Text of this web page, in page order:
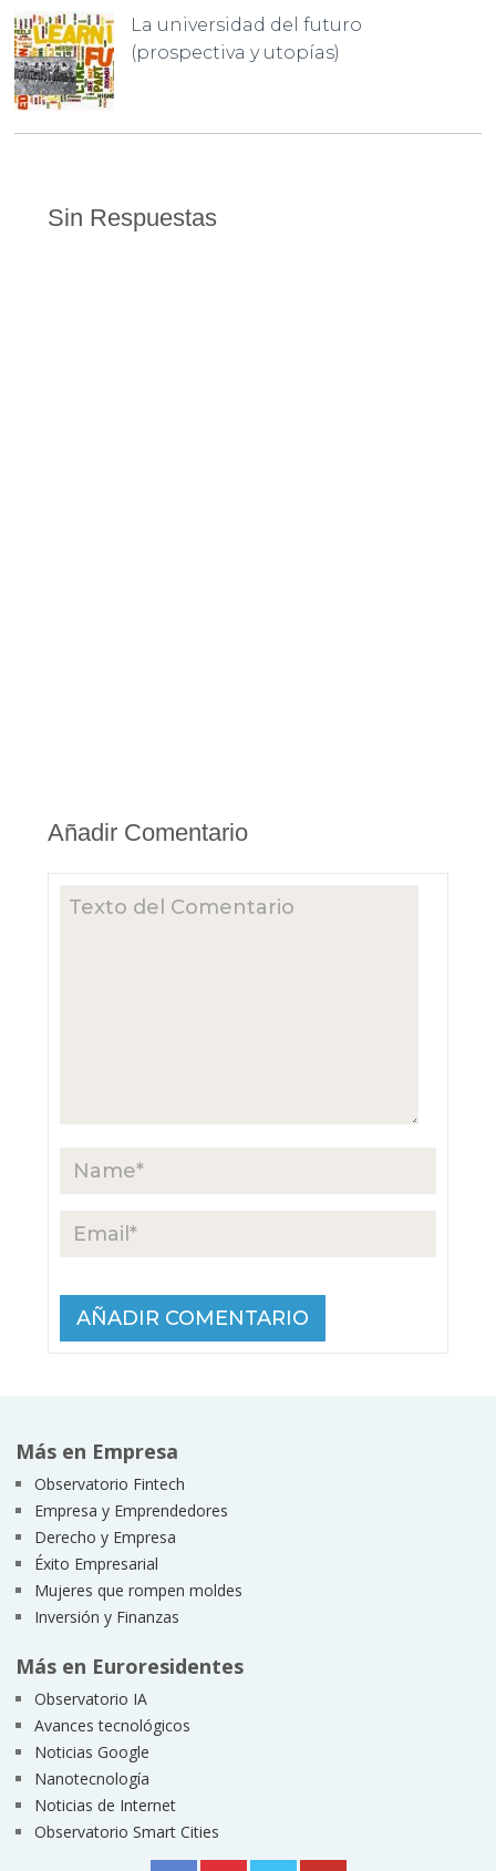
La universidad del futuro
(prospectiva y utopías)
Sin Respuestas
Añadir Comentario
Más en Empresa
Observatorio Fintech
Empresa y Emprendedores
Derecho y Empresa
Éxito Empresarial
Mujeres que rompen moldes
Inversión y Finanzas
Más en Euroresidentes
Observatorio IA
Avances tecnológicos
Noticias Google
Nanotecnología
Noticias de Internet
Observatorio Smart Cities